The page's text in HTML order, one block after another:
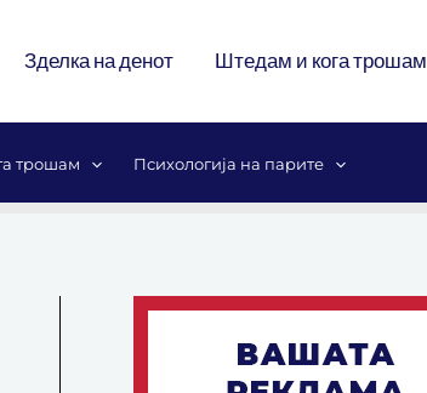
Зделка на денот Штедам и кога трошам
трошам Психологија на парите